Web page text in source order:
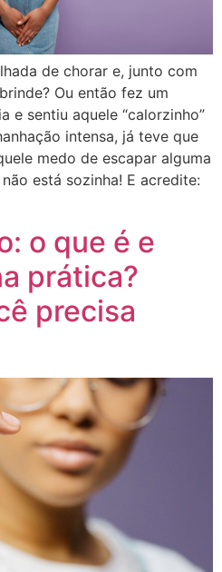
de chorar e, junto com
Ou então fez um
e sentiu aquele “calorzinho”
intensa, já teve que
medo de escapar alguma
está sozinha! E acredite:
o que é e
prática?
precisa